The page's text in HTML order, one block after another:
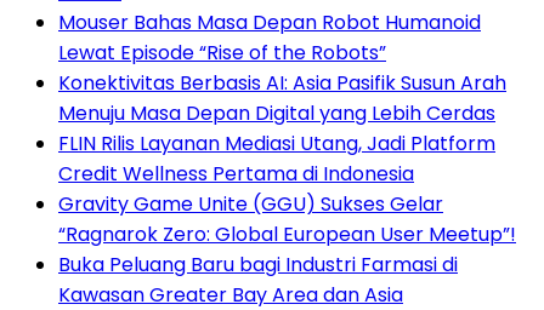
Mouser Bahas Masa Depan Robot Humanoid
Lewat Episode “Rise of the Robots”
Konektivitas Berbasis AI: Asia Pasifik Susun Arah
Menuju Masa Depan Digital yang Lebih Cerdas
FLIN Rilis Layanan Mediasi Utang, Jadi Platform
Credit Wellness Pertama di Indonesia
Gravity Game Unite (GGU) Sukses Gelar
“Ragnarok Zero: Global European User Meetup”!
Buka Peluang Baru bagi Industri Farmasi di
Kawasan Greater Bay Area dan Asia